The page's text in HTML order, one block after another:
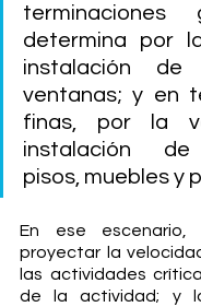
terminaciones
determina por
instalación
ventanas; y en
finas, por la
instalación de
pisos, muebles y
En ese escenario,
proyectar la
las actividades
de la actividad; y